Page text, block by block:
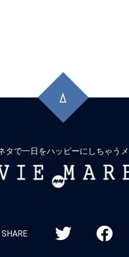
頭
に
タで一日をハッピーにしちゃう
SHARE